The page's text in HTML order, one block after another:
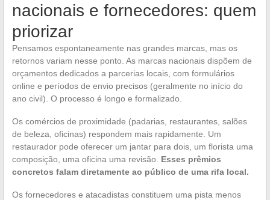
nacionais e fornecedores: quem
priorizar
Pensamos espontaneamente nas grandes marcas, mas os
retornos variam nesse ponto. As marcas nacionais dispõem de
orçamentos dedicados a parcerias locais, com formulários
online e períodos de envio precisos (geralmente no início do
ano civil). O processo é longo e formalizado.
Os comércios de proximidade (padarias, restaurantes, salões
de beleza, oficinas) respondem mais rapidamente. Um
restaurador pode oferecer um jantar para dois, um florista uma
composição, uma oficina uma revisão. Esses prêmios
concretos falam diretamente ao público de uma rifa local.
Os fornecedores e atacadistas constituem uma pista menos